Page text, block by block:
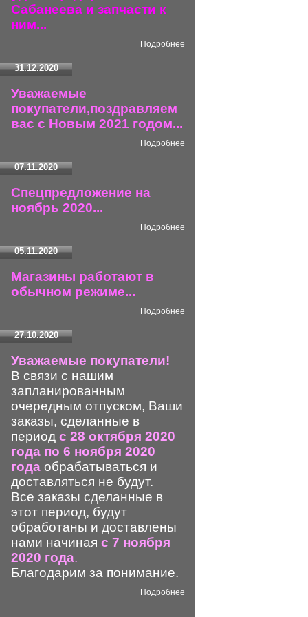
Сабанеева и запчасти к
ним...
Подробнее
31.12.2020
Уважаемые
покупатели,поздравляем
вас с Новым 2021 годом...
Подробнее
07.11.2020
Спецпредложение на
ноябрь 2020...
Подробнее
05.11.2020
Магазины работают в
обычном режиме...
Подробнее
27.10.2020
Уважаемые покупатели!
В связи с нашим
запланированным
очередным отпуском, Ваши
заказы, сделанные в
период с 28 октября 2020
года по 6 ноября 2020
года обрабатываться и
доставляться не будут.
Все заказы сделанные в
этот период, будут
обработаны и доставлены
нами начиная с 7 ноября
2020 года.
Благодарим за понимание.
Подробнее